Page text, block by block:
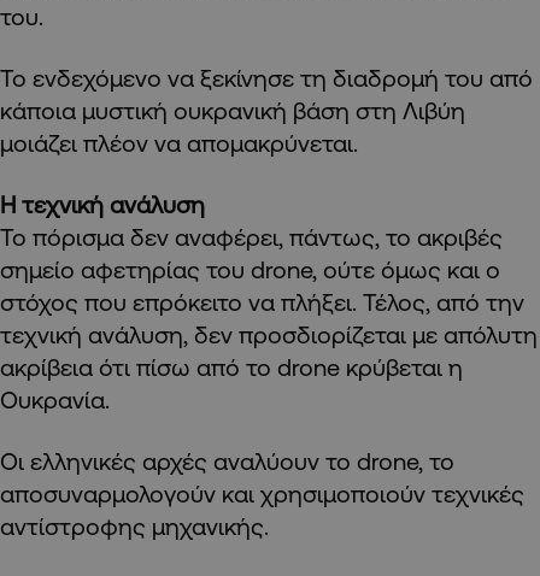
του.
Το ενδεχόμενο να ξεκίνησε τη διαδρομή του από
κάποια μυστική ουκρανική βάση στη Λιβύη
μοιάζει πλέον να απομακρύνεται.
Η τεχνική ανάλυση
Το πόρισμα δεν αναφέρει, πάντως, το ακριβές
σημείο αφετηρίας του drone, ούτε όμως και ο
στόχος που επρόκειτο να πλήξει. Τέλος, από την
τεχνική ανάλυση, δεν προσδιορίζεται με απόλυτη
ακρίβεια ότι πίσω από το drone κρύβεται η
Ουκρανία.
Οι ελληνικές αρχές αναλύουν το drone, το
αποσυναρμολογούν και χρησιμοποιούν τεχνικές
αντίστροφης μηχανικής.